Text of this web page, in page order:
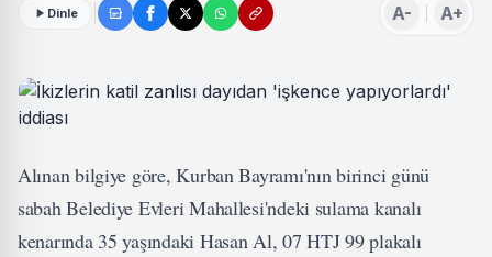
Dinle A- A+
Alınan bilgiye göre, Kurban Bayramı'nın birinci günü
sabah Belediye Evleri Mahallesi'ndeki sulama kanalı
kenarında 35 yaşındaki Hasan Al, 07 HTJ 99 plakalı